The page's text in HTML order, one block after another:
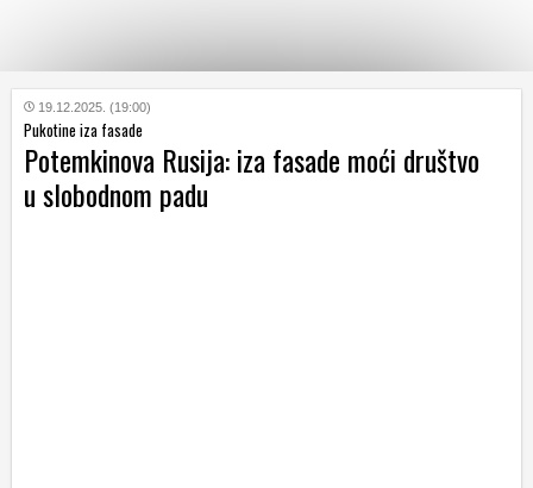
KATEGORIJE
HRVATSKI
WEB
19.12.2025. (19:00)
Pukotine iza fasade
Potemkinova Rusija: iza fasade moći društvo
u slobodnom padu